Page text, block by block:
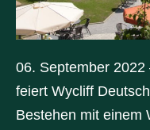
06. September
feiert Wycliff
Bestehen mit einem